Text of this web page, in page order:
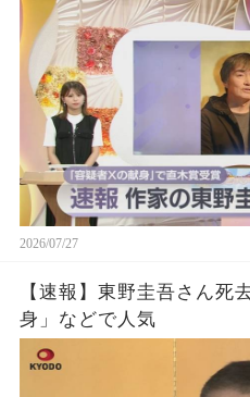
2026/07/27
【速報】東野圭吾さん死
身」などで人気